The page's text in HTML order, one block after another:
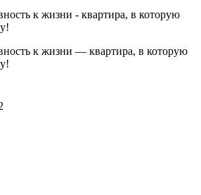
к жизни - квартира, в которую
к жизни — квартира, в которую